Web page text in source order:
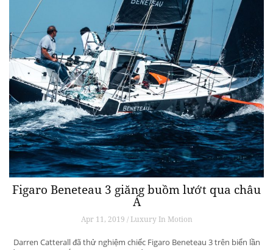
Figaro Beneteau 3 giăng buồm lướt qua châu
Á
Apr 11, 2019 / Luxury In Motion
Darren Catterall đã thử nghiệm chiếc Figaro Beneteau 3 trên biển lần